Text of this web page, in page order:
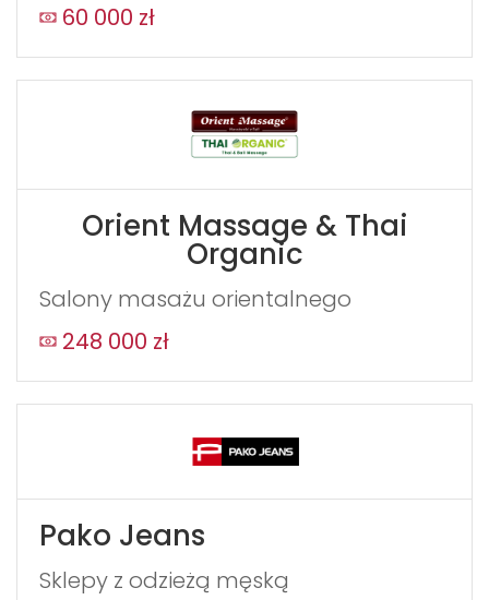
60 000 zł
Orient Massage & Thai
Organic
Salony masażu orientalnego
248 000 zł
Pako Jeans
Sklepy z odzieżą męską